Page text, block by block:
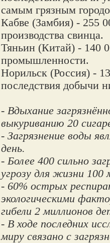
самым грязным
Кабве (Замбия) - 255
производства свинца.
Тяньин (Китай) - 140
промышленности.
Норильск (Россия) -
последствия добычи
- Вдыхание
выкуриванию 20
- Загрязнение воды
день.
- Более 400 сильно
угрозу для жизни 100
- 60% острых
экологическими
гибели 2 миллионов
- В ходе последних
миру связано с